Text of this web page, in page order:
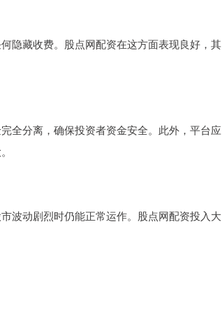
隐藏收费。股点网配资在这方面表现良好，其
全分离，确保投资者资金安全。此外，平台应
波动剧烈时仍能正常运作。股点网配资投入大